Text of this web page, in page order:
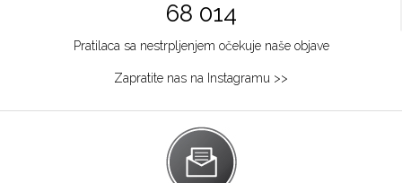
68 014
Pratilaca sa nestrpljenjem očekuje naše objave
Zapratite nas na Instagramu >>